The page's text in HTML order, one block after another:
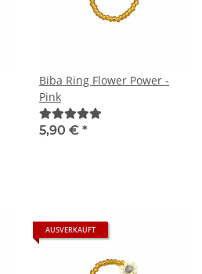
Biba Ring Flower Power -
Pink
5,90 € *
AUSVERKAUFT